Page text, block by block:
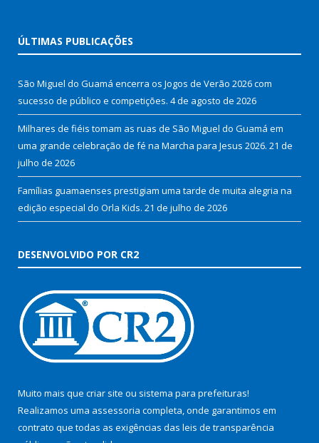
ÚLTIMAS PUBLICAÇÕES
São Miguel do Guamá encerra os Jogos de Verão 2026 com
sucesso de público e competições. 4 de agosto de 2026
Milhares de fiéis tomam as ruas de São Miguel do Guamá em
uma grande celebração de fé na Marcha para Jesus 2026. 21 de
julho de 2026
Famílias guamaenses prestigiam uma tarde de muita alegria na
edição especial do Orla Kids. 21 de julho de 2026
DESENVOLVIDO POR CR2
Muito mais que criar site ou sistema para prefeituras!
Realizamos uma assessoria completa, onde garantimos em
contrato que todas as exigências das leis de transparência